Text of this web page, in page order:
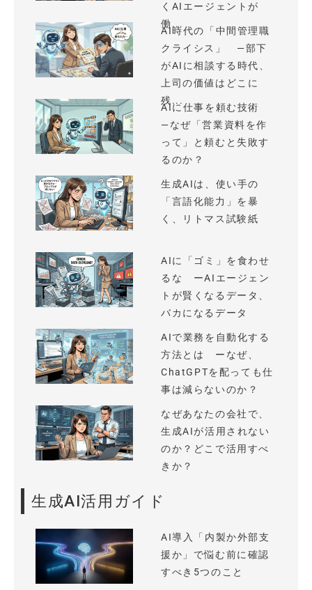
くAIエージェントが
働...
AI時代の「中間管理職
クライシス」 —部下
がAIに相談する時代、
上司の価値はどこに
残...
AIに仕事を頼む技術
—なぜ「営業資料を作
って」と頼むと失敗す
るのか？
生成AIは、使い手の
「言語化能力」を暴
く、リトマス試験紙
AIに「ゴミ」を食わせ
るな ーAIエージェン
トが賢くなるデータ、
バカになるデータ
AIで業務を自動化する
方法とは ーなぜ、
ChatGPTを配っても仕
事は減らないのか？
なぜあなたの会社で、
生成AIが活用されない
のか？どこで活用すべ
きか？
生成AI活用ガイド
AI導入「内製か外部支
援か」で悩む前に確認
すべき5つのこと